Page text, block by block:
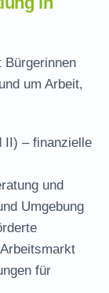
Bürgerinnen
um Arbeit,
II) – finanzielle
und
Umgebung
für